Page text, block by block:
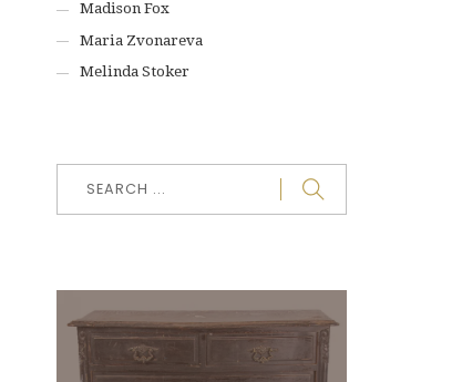
Madison Fox
Maria Zvonareva
Melinda Stoker